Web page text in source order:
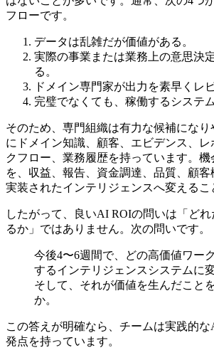
フローです。
データは乱雑だが価値がある。
実際の事業または業務上の意思決
る。
ドメイン専門家が出力を素早くレ
完璧でなくても、稼働するシステ
そのため、専門組織は有力な候補にな
にドメイン知識、顧客、エビデンス、
クフロー、業務履歴を持っています。
を、収益、報告、資金調達、品質、顧客
実装されたインテリジェンスへ変えるこ
したがって、良いAI ROIの問いは「ど
るか」ではありません。次の問いです。
今後4〜6週間で、どの高価値ワー
するインテリジェンスシステムに
そして、それが価値を生んだこと
か。
この答えが明確なら、チームは実践的
発点を持っています。